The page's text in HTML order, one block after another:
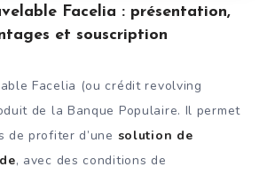
Facelia : présentation,
et souscription
Facelia (ou crédit revolving
de la Banque Populaire. Il permet
de profiter d’une solution de
, avec des conditions de